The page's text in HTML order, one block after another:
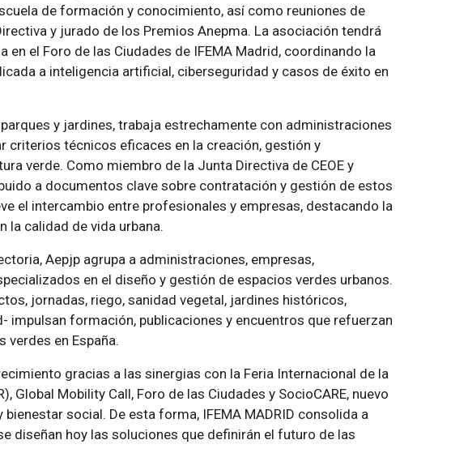
de formación y conocimiento, así como reuniones de
y jurado de los Premios Anepma. La asociación tendrá
en el Foro de las Ciudades de IFEMA Madrid, coordinando la
a inteligencia artificial, ciberseguridad y casos de éxito en
y jardines, trabaja estrechamente con administraciones
criterios técnicos eficaces en la creación, gestión y
verde. Como miembro de la Junta Directiva de CEOE y
a documentos clave sobre contratación y gestión de estos
el intercambio entre profesionales y empresas, destacando la
la calidad de vida urbana.
Aepjp agrupa a administraciones, empresas,
en el diseño y gestión de espacios verdes urbanos.
jornadas, riego, sanidad vegetal, jardines históricos,
impulsan formación, publicaciones y encuentros que refuerzan
verdes en España.
gracias a las sinergias con la Feria Internacional de la
Global Mobility Call, Foro de las Ciudades y SocioCARE, nuevo
social. De esta forma, IFEMA MADRID consolida a
diseñan hoy las soluciones que definirán el futuro de las